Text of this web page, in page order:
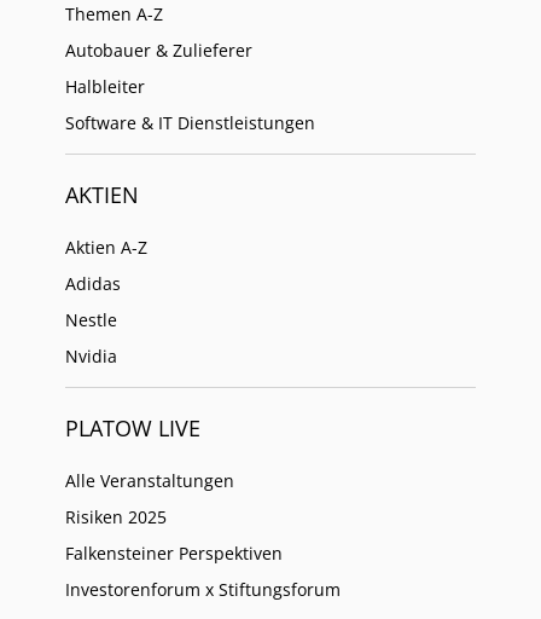
Themen A-Z
Autobauer & Zulieferer
Halbleiter
Software & IT Dienstleistungen
AKTIEN
Aktien A-Z
Adidas
Nestle
Nvidia
PLATOW LIVE
Alle Veranstaltungen
Risiken 2025
Falkensteiner Perspektiven
Investorenforum x Stiftungsforum